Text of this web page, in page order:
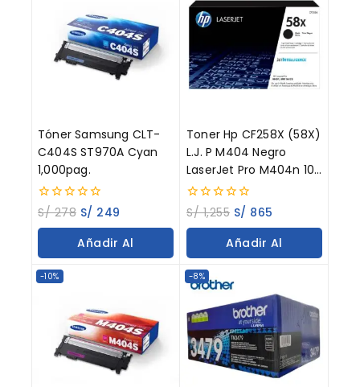
Tóner Samsung CLT-
C404S ST970A Cyan
1,000pag.
0
out
of
S/278 S/ 249
Añadir Al
Toner Hp CF258X (58X)
L.J. P M404 Negro
LaserJet Pro M404n 10K
Paginas
0
out
of
S/1,255 S/ 865
Añadir Al
-10% -8%